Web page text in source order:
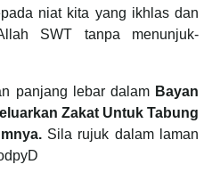
niat kita yang ikhlas dan
SWT tanpa menunjuk-
panjang lebar dalam Bayan
Zakat Untuk Tabung
Sila rujuk dalam laman